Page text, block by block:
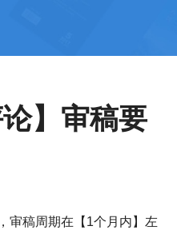
论】审稿要
审稿周期在【1个月内】左